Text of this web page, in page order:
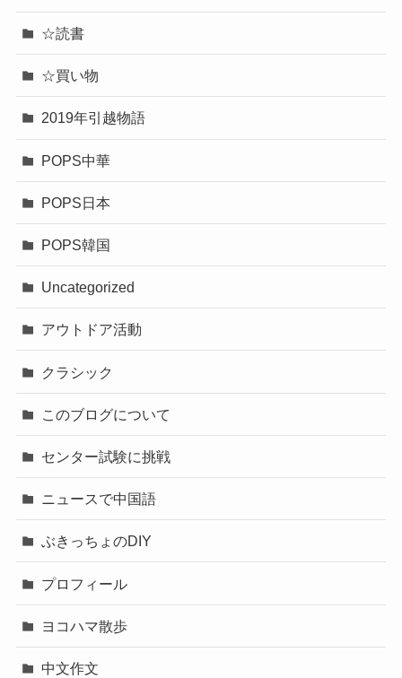
☆読書
☆買い物
2019年引越物語
POPS中華
POPS日本
POPS韓国
Uncategorized
アウトドア活動
クラシック
このブログについて
センター試験に挑戦
ニュースで中国語
ぶきっちょのDIY
プロフィール
ヨコハマ散歩
中文作文